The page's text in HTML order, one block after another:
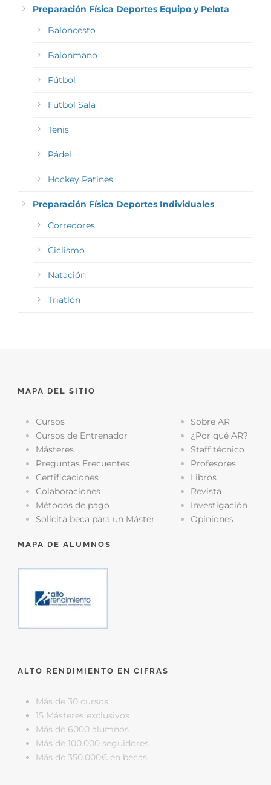
Preparación Física Deportes Equipo y Pelota
Baloncesto
Balonmano
Fútbol
Fútbol Sala
Tenis
Pádel
Hockey Patines
Preparación Física Deportes Individuales
Corredores
Ciclismo
Natación
Triatlón
MAPA DEL SITIO
Cursos
Cursos de Entrenador
Másteres
Preguntas Frecuentes
Certificaciones
Colaboraciones
Métodos de pago
Solicita beca para un Máster
Sobre AR
¿Por qué AR?
Staff técnico
Profesores
Libros
Revista
Investigación
Opiniones
MAPA DE ALUMNOS
ALTO RENDIMIENTO EN CIFRAS
Más de 30 cursos
15 Másteres exclusivos
Más de 6000 alumnos
Más de 100.000 seguidores
Más de 350.000€ en becas